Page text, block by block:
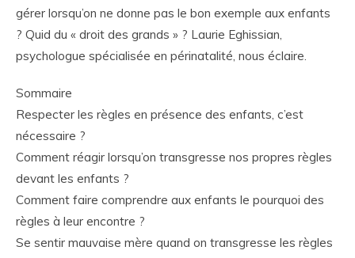
gérer lorsqu’on ne donne pas le bon exemple aux enfants
? Quid du « droit des grands » ? Laurie Eghissian,
psychologue spécialisée en périnatalité, nous éclaire.
Sommaire
Respecter les règles en présence des enfants, c’est
nécessaire ?
Comment réagir lorsqu’on transgresse nos propres règles
devant les enfants ?
Comment faire comprendre aux enfants le pourquoi des
règles à leur encontre ?
Se sentir mauvaise mère quand on transgresse les règles